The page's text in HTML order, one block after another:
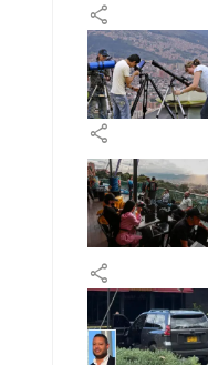
share
share
share